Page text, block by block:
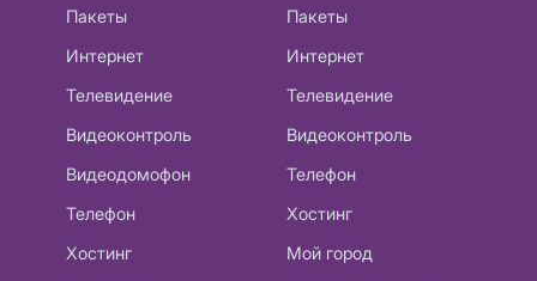
Пакеты
Интернет
Телевидение
Видеоконтроль
Видеодомофон
Телефон
Хостинг
Пакеты
Интернет
Телевидение
Видеоконтроль
Телефон
Хостинг
Мой город